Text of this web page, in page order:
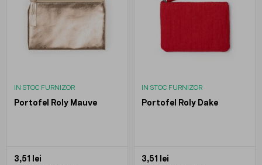
IN STOC FURNIZOR
Portofel Roly Mauve
3,51 lei
IN STOC FURNIZOR
Portofel Roly Dake
3,51 lei